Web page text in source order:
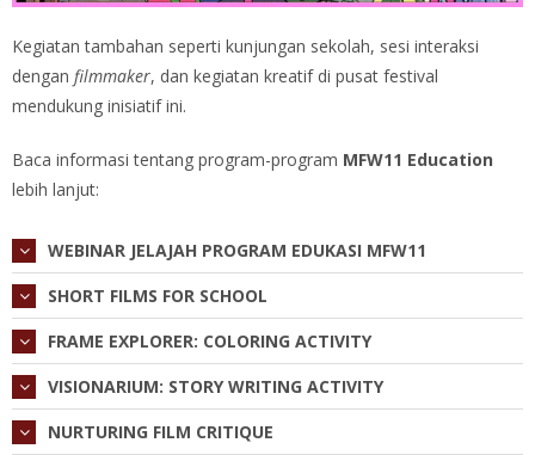
Kegiatan tambahan seperti kunjungan sekolah, sesi interaksi
dengan filmmaker, dan kegiatan kreatif di pusat festival
mendukung inisiatif ini.
Baca informasitentang program-program MFW11 Education
lebih lanjut:
WEBINAR JELAJAH PROGRAM EDUKASI MFW11
SHORT FILMS FOR SCHOOL
FRAME EXPLORER: COLORING ACTIVITY
VISIONARIUM: STORY WRITING ACTIVITY
NURTURING FILM CRITIQUE